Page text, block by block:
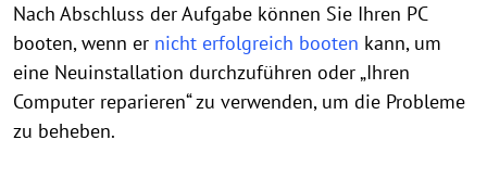
Nach Abschluss der Aufgabe können Sie Ihren PC
booten, wenn er nicht erfolgreich booten kann, um
eine Neuinstallation durchzuführen oder „Ihren
Computer reparieren“ zu verwenden, um die Probleme
zu beheben.